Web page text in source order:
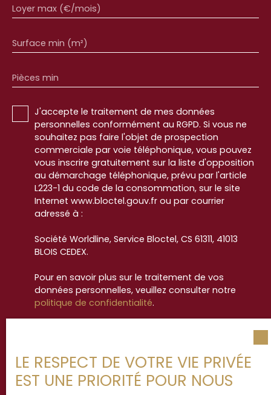
Loyer max (€/mois)
Surface min (m²)
Pièces min
J'accepte le traitement de mes données
personnelles conformément au RGPD. Si vous ne
souhaitez pas faire l'objet de prospection
commerciale par voie téléphonique, vous pouvez
vous inscrire gratuitement sur la liste d'opposition
au démarchage téléphonique, prévu par l'article
L223-1 du code de la consommation, sur le site
Internet www.bloctel.gouv.fr ou par courrier
adressé à :
Société Worldline, Service Bloctel, CS 61311, 41013
BLOIS CEDEX.
Pour en savoir plus sur le traitement de vos
données personnelles, veuillez consulter notre
politique de confidentialité.
Recevoir des annonces
LE RESPECT DE VOTRE VIE PRIVÉE
EST UNE PRIORITÉ POUR NOUS